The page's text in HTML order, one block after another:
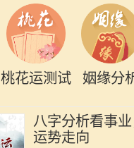
桃花运测试 姻缘分
八字分析看事
运势走向